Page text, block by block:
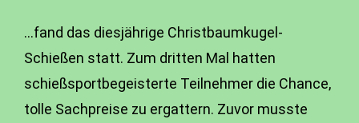
…fand das diesjährige Christbaumkugel-
Schießen statt. Zum dritten Mal hatten
schießsportbegeisterte Teilnehmer die Chance,
tolle Sachpreise zu ergattern. Zuvor musste